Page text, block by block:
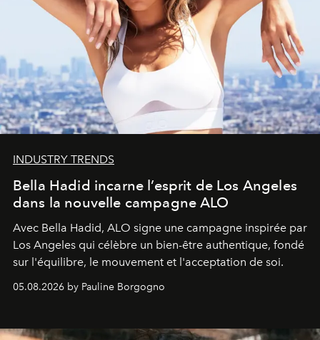
INDUSTRY TRENDS
Bella Hadid incarne l’esprit de Los Angeles
dans la nouvelle campagne ALO
Avec Bella Hadid, ALO signe une campagne inspirée par
Los Angeles qui célèbre un bien-être authentique, fondé
sur l'équilibre, le mouvement et l'acceptation de soi.
05.08.2026 by Pauline Borgogno